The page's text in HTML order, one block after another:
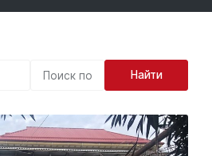
Найти